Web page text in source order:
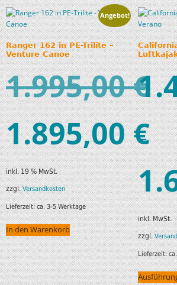
Angebot!
Ranger 162 in PE-Trilite –
Venture Canoe
1.995,00€
1.895,00€
inkl. 19 % MwSt.
zzgl.Versandkosten
Lieferzeit:ca. 3-5 Werktage
In den Warenkorb
–
inkl. MwSt.
zzgl.
Lieferzeit: